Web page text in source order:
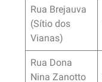
Rua Brejauva
(Sítio dos
Vianas)
Rua Dona
Nina Zanotto